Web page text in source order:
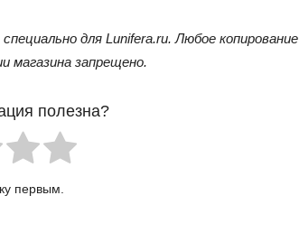
для Lunifera.ru. Любое копирование
магазина запрещено.
полезна?
первым.